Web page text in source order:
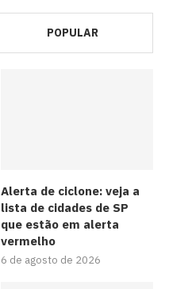
POPULAR
Alerta de ciclone: veja a
lista de cidades de SP
que estão em alerta
vermelho
6 de agosto de 2026